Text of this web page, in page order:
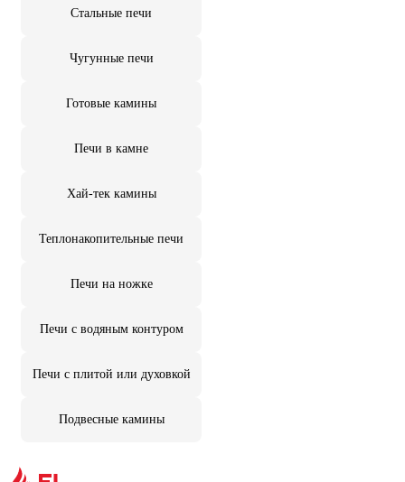
Стальные печи
Чугунные печи
Готовые камины
Печи в камне
Хай-тек камины
Теплонакопительные печи
Печи на ножке
Печи с водяным контуром
Печи с плитой или духовкой
Подвесные камины